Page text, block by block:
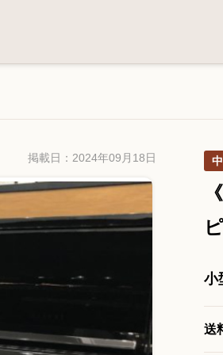
掲載日：2024年09月18日
小
送